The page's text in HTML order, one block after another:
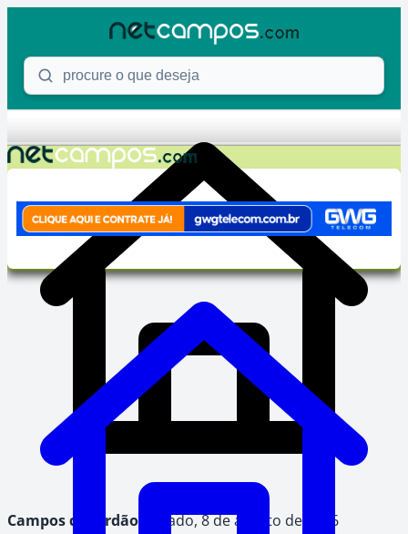
Procure o que deseja
Campos do Jordão, sábado, 8 de agosto de 2026